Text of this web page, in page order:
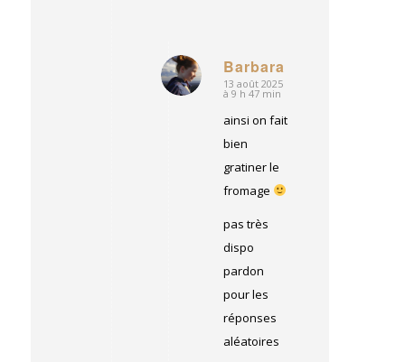
Barbara
dit
13 août 2025
à 9 h 47 min
ainsi on fait
bien
gratiner le
fromage
pas très
dispo
pardon
pour les
réponses
aléatoires